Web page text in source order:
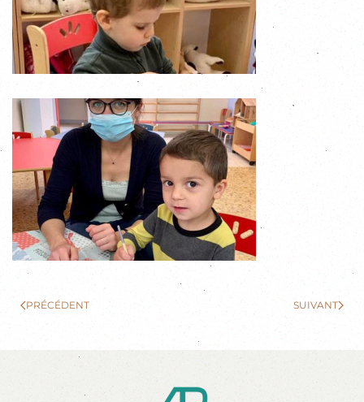
PRÉCÉDENT SUIVANT